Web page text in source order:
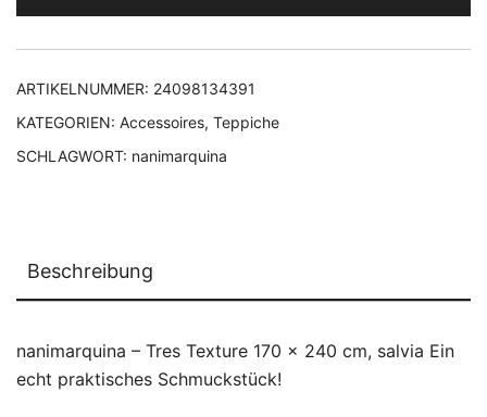
ARTIKELNUMMER: 24098134391
KATEGORIEN: Accessoires, Teppiche
SCHLAGWORT: nanimarquina
Beschreibung
nanimarquina – Tres Texture 170 x 240 cm, salvia Ein
echt praktisches Schmuckstück!